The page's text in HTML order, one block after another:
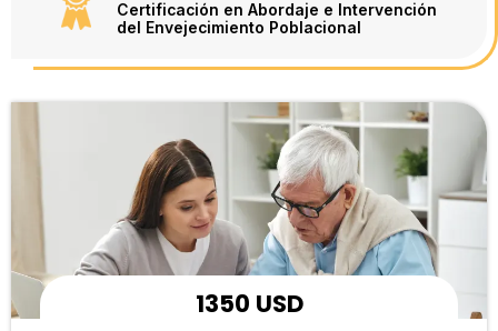
Certificación en Abordaje e Intervención
del Envejecimiento Poblacional
1350 USD